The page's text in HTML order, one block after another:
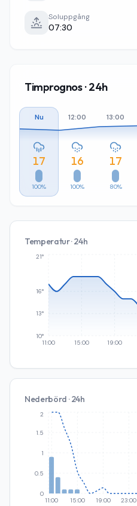
Soluppgång
07:30
Timprognos · 24h
Nu
17
100%
12:00
16
100%
13:00
17
80%
Temperatur · 24h
11:00 15:00 19:00
10°
13°
16°
21°
Nederbörd · 24h
11:00 15:00 19:00 23:00
0
0.5
1
1.5
2